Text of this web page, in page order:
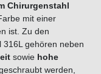
Chirurgenstahl
mit einer
ist. Zu den
316L gehören neben
sowie hohe
werden,